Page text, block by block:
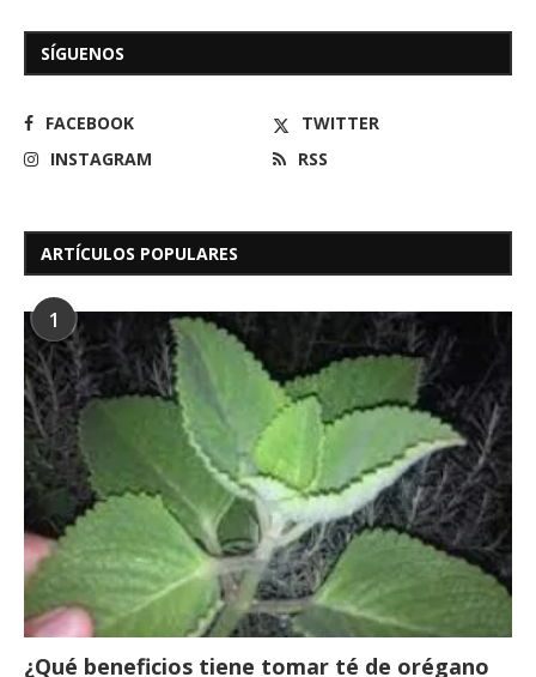
SÍGUENOS
FACEBOOK
TWITTER
INSTAGRAM
RSS
ARTÍCULOS POPULARES
1
¿Qué beneficios tiene tomar té de orégano